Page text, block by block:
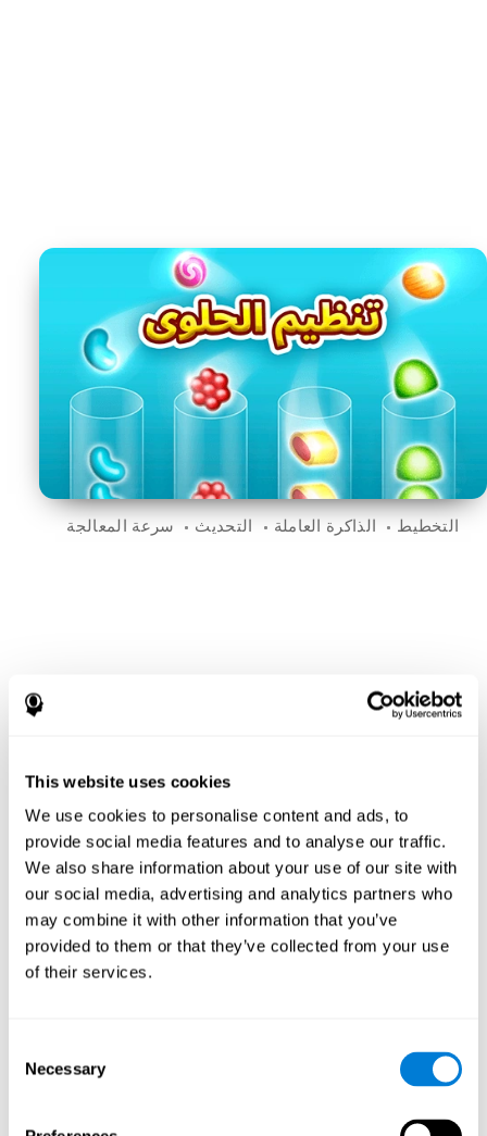
This website uses cookies
We use cookies to personalise content and ads, to
provide social media features and to analyse our traffic.
We also share information about your use of our site with
our social media, advertising and analytics partners who
may combine it with other information that you’ve
provided to them or that they’ve collected from your use
of their services.
Selection
Necessary
التخطيط الذاكرة العاملة التحديث سرعة المعالجة